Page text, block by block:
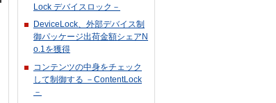
Lock デバイスロック－
DeviceLock、外部デバイス制
御パッケージ出荷金額シェアN
o.1を獲得
コンテンツの中身をチェック
して制御する －ContentLock
－